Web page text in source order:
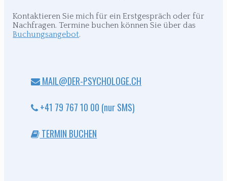
Kontaktieren Sie mich für ein Erstgespräch oder für
Nachfragen. Termine buchen können Sie über das
Buchungsangebot.
MAIL@DER-PSYCHOLOGE.CH
+41 79 767 10 00 (nur SMS)
TERMIN BUCHEN